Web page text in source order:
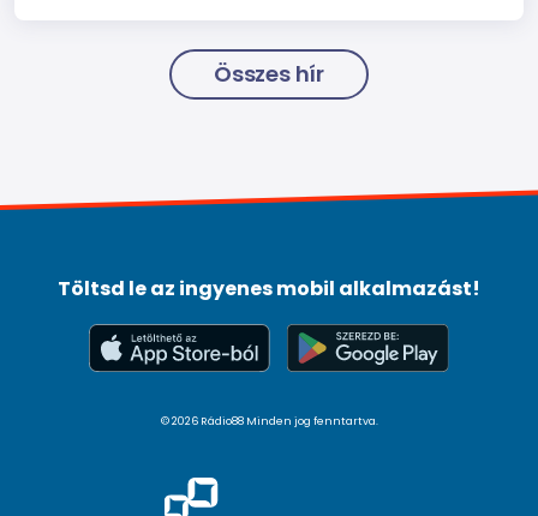
Összes hír
Töltsd le az ingyenes mobil alkalmazást!
© 2026 Rádio88 Minden jog fenntartva.